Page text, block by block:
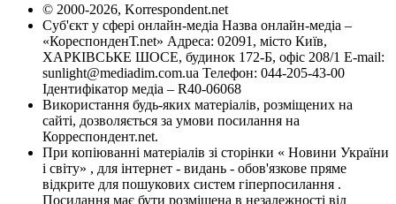
© 2000-2026, Korrespondent.net
Суб'єкт у сфері онлайн-медіа Назва онлайн-медіа –
«КореспонденТ.net» Адреса: 02091, місто Київ,
ХАРКІВСЬКЕ ШОСЕ, будинок 172-Б, офіс 208/1 E-mail:
sunlight@mediadim.com.ua Телефон: 044-205-43-00
Ідентифікатор медіа – R40-06068
Використання будь-яких матеріалів, розміщених на
сайті, дозволяється за умови посилання на
Корреспондент.net.
При копіюванні матеріалів зі сторінки « Новини України
і світу» , для інтернет - видань - обов'язкове пряме
відкрите для пошукових систем гіперпосилання .
Посилання має бути розміщена в незалежності від